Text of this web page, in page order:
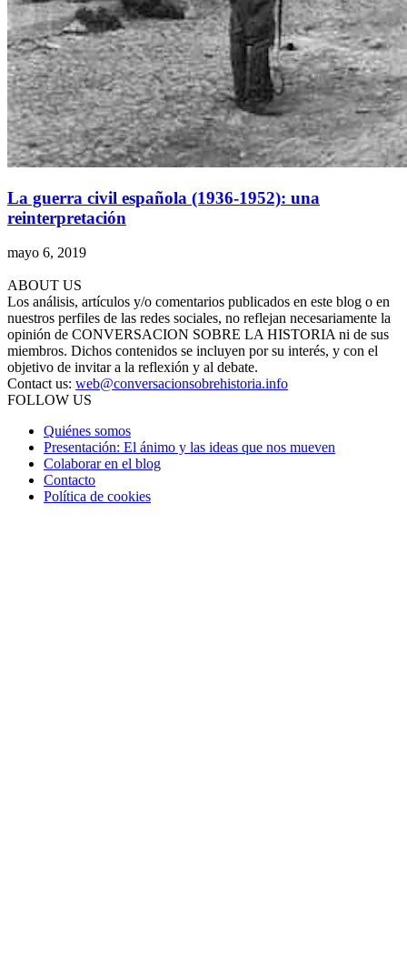
La guerra civil española (1936-1952): una
reinterpretación
mayo 6, 2019
ABOUT US
Los análisis, artículos y/o comentarios publicados en este blog o en
nuestros perfiles de las redes sociales, no reflejan necesariamente la
opinión de CONVERSACION SOBRE LA HISTORIA ni de sus
miembros. Dichos contenidos se incluyen por su interés, y con el
objetivo de invitar a la reflexión y al debate.
Contact us: web@conversacionsobrehistoria.info
FOLLOW US
Quiénes somos
Presentación: El ánimo y las ideas que nos mueven
Colaborar en el blog
Contacto
Política de cookies